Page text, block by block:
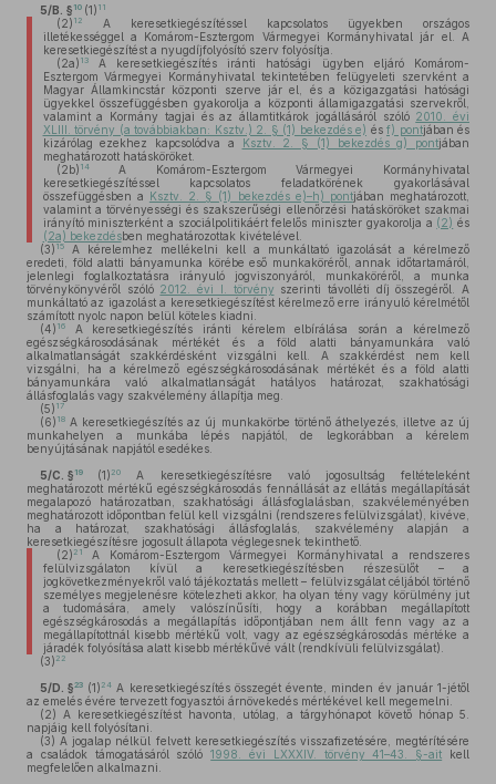
5/B. § 10 (1) 11
(2) 12
A keresetkiegészítéssel kapcsolatos ügyekben országos
illetékességgel a Komárom-Esztergom Vármegyei Kormányhivatal jár el. A
keresetkiegészítést a nyugdíjfolyósító szerv folyósítja.
(2a) 13A keresetkiegészítés iránti hatósági ügyben eljáró Komárom-
Esztergom Vármegyei Kormányhivatal tekintetében felügyeleti szervként a
Magyar Államkincstár központi szerve jár el, és a közigazgatási hatósági
ügyekkel összefüggésben gyakorolja a központi államigazgatási szervekről,
valamint a Kormány tagjai és az államtitkárok jogállásáról szóló 2010. évi
XLIII. törvény (a továbbiakban: Ksztv.) 2. § (1) bekezdés e) és f) pontjában és
kizárólag ezekhez kapcsolódva a
Ksztv. 2. § (1) bekezdés g) pontjában
meghatározott hatásköröket.
(2b) 14A Komárom-Esztergom Vármegyei Kormányhivatal
keresetkiegészítéssel kapcsolatos feladatkörének gyakorlásával
összefüggésben a Ksztv. 2. § (1) bekezdés e)–h) pontjában meghatározott,
valamint a törvényességi és szakszerűségi ellenőrzési hatásköröket szakmai
irányító miniszterként a szociálpolitikáért felelős miniszter gyakorolja a (2) és
(2a) bekezdésben meghatározottak kivételével.
(3) 15
A kérelemhez mellékelni kell a munkáltató igazolását a kérelmező
eredeti, föld alatti bányamunka körébe eső munkaköréről, annak időtartamáról,
jelenlegi foglalkoztatásra irányuló jogviszonyáról, munkaköréről, a munka
törvénykönyvéről szóló 2012. évi I. törvény szerinti távolléti díj összegéről. A
munkáltató az igazolást a keresetkiegészítést kérelmező erre irányuló kérelmétől
számított nyolc napon belül köteles kiadni.
(4) 16
A keresetkiegészítés iránti kérelem elbírálása során a kérelmező
egészségkárosodásának mértékét és a föld alatti bányamunkára való
alkalmatlanságát szakkérdésként vizsgálni kell. A szakkérdést nem kell
vizsgálni, ha a kérelmező egészségkárosodásának mértékét és a föld alatti
bányamunkára való alkalmatlanságát hatályos határozat, szakhatósági
állásfoglalás vagy szakvélemény állapítja meg.
(5) 17
(6) 18 A keresetkiegészítés az új munkakörbe történő áthelyezés, illetve az új
munkahelyen a munkába lépés napjától, de legkorábban a kérelem
benyújtásának napjától esedékes.
5/C. § 19 (1) 20
A keresetkiegészítésre való jogosultság feltételeként
meghatározott mértékű egészségkárosodás fennállását az ellátás megállapítását
megalapozó határozatban, szakhatósági állásfoglalásban, szakvéleményében
meghatározott időpontban felül kell vizsgálni (rendszeres felülvizsgálat), kivéve,
ha a határozat, szakhatósági állásfoglalás, szakvélemény alapján a
keresetkiegészítésre jogosult állapota véglegesnek tekinthető.
(2) 21
A Komárom-Esztergom Vármegyei Kormányhivatal a rendszeres
felülvizsgálaton kívül a keresetkiegészítésben részesülőt – a
jogkövetkezményekről való tájékoztatás mellett – felülvizsgálat céljából történő
személyes megjelenésre kötelezheti akkor, ha olyan tény vagy körülmény jut
a tudomására, amely valószínűsíti, hogy a korábban megállapított
egészségkárosodás a megállapítás időpontjában nem állt fenn vagy az a
megállapítottnál kisebb mértékű volt, vagy az egészségkárosodás mértéke a
járadék folyósítása alatt kisebb mértékűvé vált (rendkívüli felülvizsgálat).
(3) 22
5/D. §23 (1) 24 A keresetkiegészítés összegét évente, minden év január 1-jétől
az emelés évére tervezett fogyasztói árnövekedés mértékével kell megemelni.
(2) A keresetkiegészítést havonta, utólag, a tárgyhónapot követő hónap 5.
napjáig kell folyósítani.
(3) A jogalap nélkül felvett keresetkiegészítés visszafizetésére, megtérítésére
a családok támogatásáról szóló1998. évi LXXXIV. törvény 41–43. §-ait kell
megfelelően alkalmazni.